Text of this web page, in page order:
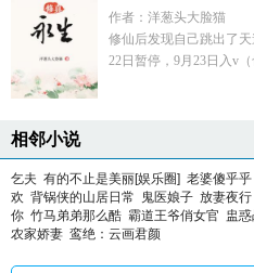
作者：洋葱头大脸猫
修仙后发现自己跳出了
22日暂停，9月23日入v
相邻小说
乞夫 有的不止是美丽[娱乐圈] 老婆傻乎乎
欢 背锅侠的山居日常 鬼医娘子 放妻夜行
你 竹马弟弟那么酷 霸道王爷俏女官 盅
农家娇妻 鸾绝：云画君颜